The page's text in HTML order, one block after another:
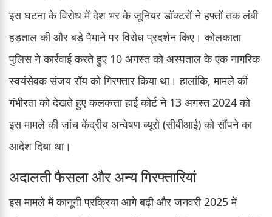
इस घटना के विरोध में देश भर के जूनियर डॉक्टरों ने हफ्तों तक लंबी
हड़ताल की और बड़े पैमाने पर विरोध प्रदर्शन किए। कोलकाता
पुलिस ने कार्रवाई करते हुए 10 अगस्त को अस्पताल के एक नागरिक
स्वयंसेवक संजय रॉय को गिरफ्तार किया था। हालांकि, मामले की
गंभीरता को देखते हुए कलकत्ता हाई कोर्ट ने 13 अगस्त 2024 को
इस मामले की जांच केंद्रीय अन्वेषण ब्यूरो (सीबीआई) को सौंपने का
आदेश दिया था।
अदालती फैसला और अन्य गिरफ्तारियां
इस मामले में कानूनी प्रक्रिया आगे बढ़ी और जनवरी 2025 में